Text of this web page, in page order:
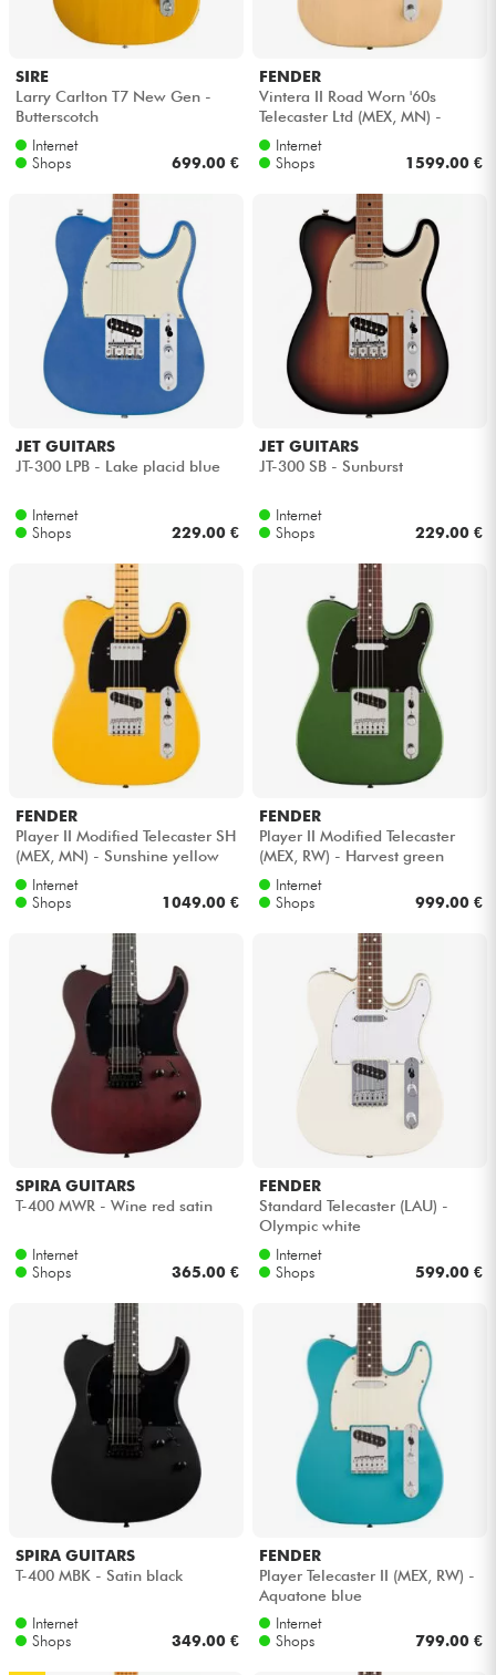
SIRE
Larry Carlton T7 New Gen -
Butterscotch
Internet
Shops
699.00 €
FENDER
Vintera II Road Worn '60s
Telecaster Ltd (MEX, MN) -
Blonde
Internet
Shops
1599.00 €
JET GUITARS
JT-300 LPB - Lake placid blue
Internet
Shops
229.00 €
JET GUITARS
JT-300 SB - Sunburst
Internet
Shops
229.00 €
FENDER
Player II Modified Telecaster SH
(MEX, MN) - Sunshine yellow
Internet
Shops
1049.00 €
FENDER
Player II Modified Telecaster
(MEX, RW) - Harvest green
metallic
Internet
Shops
999.00 €
SPIRA GUITARS
T-400 MWR - Wine red satin
Internet
Shops
365.00 €
FENDER
Standard Telecaster (LAU) -
Olympic white
Internet
Shops
599.00 €
SPIRA GUITARS
T-400 MBK - Satin black
Internet
Shops
349.00 €
FENDER
Player Telecaster II (MEX, RW) -
Aquatone blue
Internet
Shops
799.00 €